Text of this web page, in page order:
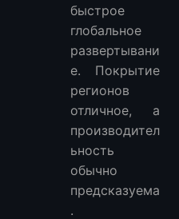
быстрое
глобальное
развертывани
е. Покрытие
регионов
отличное, а
производител
ьность
обычно
предсказуема
.